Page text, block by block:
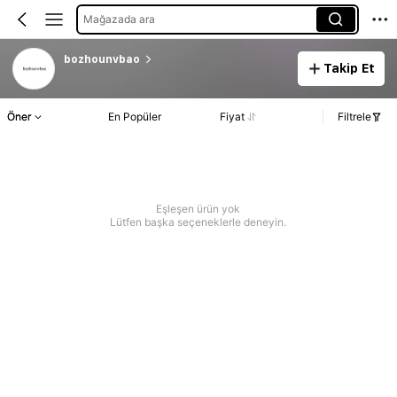
Mağazada ara
bozhounvbao
Takip Et
Öner En Popüler Fiyat Filtrele
Eşleşen ürün yok
Lütfen başka seçeneklerle deneyin.